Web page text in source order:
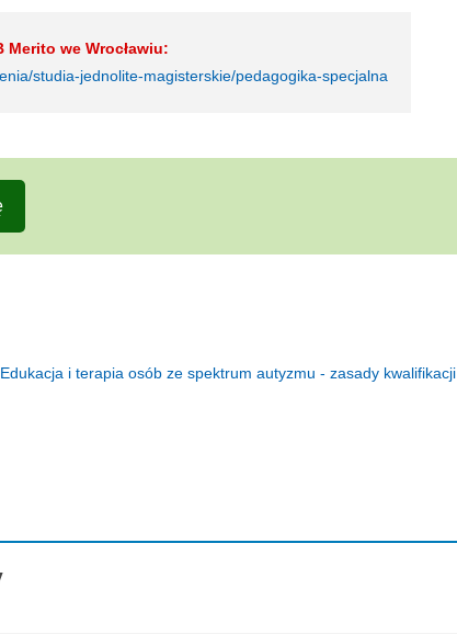
we Wrocławiu:
studia-jednolite-magisterskie/pedagogika-specjalna
i terapia osób ze spektrum autyzmu - zasady kwalifikacji